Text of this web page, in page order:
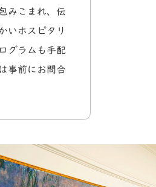
みこまれ、伝
いホスピタリ
グラムも手配
事前にお問合